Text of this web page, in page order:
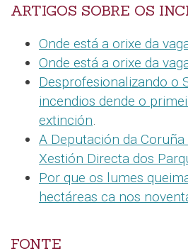
ARTIGOS SOBRE OS
Onde está a orixe da
Onde está a orixe da
Desprofesionalizando o
incendios dende o
extinción
A Deputación da
Xestión Directa dos
Por que os lumes
hectáreas ca nos
FONTE